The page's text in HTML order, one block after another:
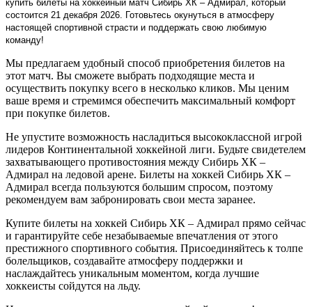
купить билеты на хоккейный матч Сибирь ХК – Адмирал, который
состоится 21 декабря 2026. Готовьтесь окунуться в атмосферу
настоящей спортивной страсти и поддержать свою любимую
команду!
Мы предлагаем удобный способ приобретения билетов на
этот матч. Вы сможете выбрать подходящие места и
осуществить покупку всего в несколько кликов. Мы ценим
ваше время и стремимся обеспечить максимальный комфорт
при покупке билетов.
Не упустите возможность насладиться высококлассной игрой
лидеров Континентальной хоккейной лиги. Будьте свидетелем
захватывающего противостояния между Сибирь ХК –
Адмирал на ледовой арене. Билеты на хоккей Сибирь ХК –
Адмирал всегда пользуются большим спросом, поэтому
рекомендуем вам забронировать свои места заранее.
Купите билеты на хоккей Сибирь ХК – Адмирал прямо сейчас
и гарантируйте себе незабываемые впечатления от этого
престижного спортивного события. Присоединяйтесь к толпе
болельщиков, создавайте атмосферу поддержки и
наслаждайтесь уникальным моментом, когда лучшие
хоккеисты сойдутся на льду.